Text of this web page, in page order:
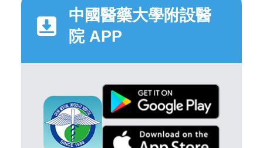
中國醫藥大學附設醫
院 APP